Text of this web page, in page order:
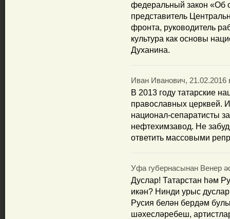
федеральный закон «Об
представитель
фронта, руководитель
культура как основы
Духанина.
Иван Иванович, 21.02.2016
В 2013 году татарские
православных церквей.
национал-сепаратисты
нефтехимзавод. Не
ответить массовыми
Уфа губернасынан Венер
Дуслар! Татарстан һәм
икән? Нинди урыс
Русия белән бердәм
шәхесләребеш,